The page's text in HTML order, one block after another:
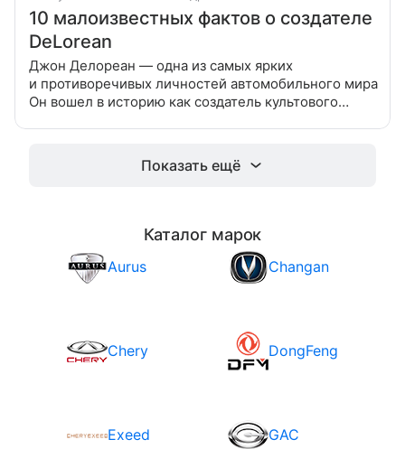
10 малоизвестных фактов о создателе
DeLorean
Джон Делореан — одна из самых ярких
и противоречивых личностей автомобильного мира
Он вошел в историю как создатель культового
Показать ещё
Каталог марок
Aurus Changan
Chery DongFeng
Exeed GAC